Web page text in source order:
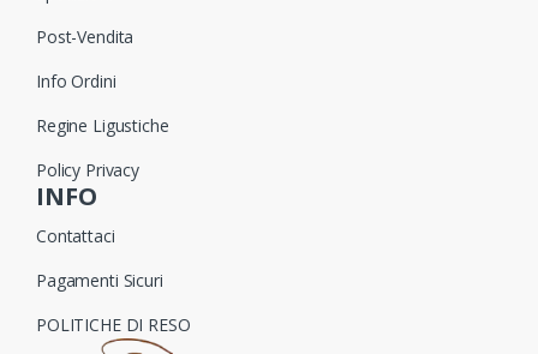
Post-Vendita
Info Ordini
Regine Ligustiche
Policy Privacy
INFO
Contattaci
Pagamenti Sicuri
POLITICHE DI RESO